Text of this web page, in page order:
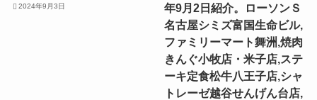
2024年9月3日
年9月2日紹介。ローソンＳ
名古屋シミズ富国生命ビル,
ファミリーマート舞洲,焼肉
きんぐ小牧店・米子店,ステ
ーキ定食松牛八王子店,シャ
トレーゼ越谷せんげん台店,